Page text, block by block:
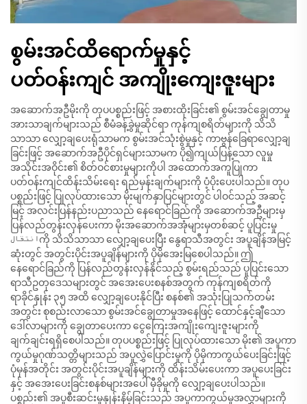
စွမ်းအင်ထိရောက်မှုနှင့်
ပတ်ဝန်းကျင် အကျိုးကျေးဇူးများ
အဆောက်အဦမိုးကို တုပပစ္စည်းဖြင့် အစားထိုးခြင်း၏ စွမ်းအင်ချွေတာမှု
အားသာချက်များသည် စီမံခန့်ခွဲမှုဆိုင်ရာ ကုန်ကျစရိတ်များကို သိသိ
သာသာ လျှော့ချပေးရုံသာမက စွမ်းအင်သုံးစွဲမှုနှင့် ကာဗွန်ခြေရာလျှော့ချ
ခြင်းဖြင့် အဆောက်အဦပိုင်ရှင်များသာမက ပို၍ကျယ်ပြန့်သော လူမှု
အသိုင်းအဝိုင်း၏ စိတ်ဝင်စားမှုများကိုပါ အထောက်အကူပြုကာ
ပတ်ဝန်းကျင်ထိန်းသိမ်းရေး ရည်မှန်းချက်များကို ပံ့ပိုးပေးပါသည်။ တုပ
ပစ္စည်းဖြင့် ပြုလုပ်ထားသော မိုးမျက်နှာပြင်များတွင် ပါဝင်သည့် အဆင့်
မြင့် အလင်းပြန်နည်းပညာသည် နေရောင်ခြည်ကို အဆောက်အဦများမှ
ပြန်လည်တွန်းလှန်ပေးကာ မိုးအဆောက်အအုံများမှတစ်ဆင့် ပူပြင်းမှု
انتقالကို သိသိသာသာ လျှော့ချပေးပြီး နွေရာသီအတွင်း အပူချိန်အမြင့်
ဆုံးတွင် အတွင်းပိုင်းအပူချိန်များကို ပိုမိုအေးမြစေပါသည်။ ဤ
နေရောင်ခြည်ကို ပြန်လည်တွန်းလှန်နိုင်သည့် စွမ်းရည်သည် ပူပြင်းသော
ရာသီဥတုဒေသများတွင် အအေးပေးစနစ်အတွက် ကုန်ကျစရိတ်ကို
ရာခိုင်နှုန်း ၃၅ အထိ လျှော့ချပေးနိုင်ပြီး စနစ်၏ အသုံးပြုသက်တမ်း
အတွင်း စုစည်းလာသော စွမ်းအင်ချွေတာမှုအနေဖြင့် ထောင်နှင့်ချီသော
ဒေါ်လာများကို ချွေတာပေးကာ ငွေကြေးအကျိုးကျေးဇူးများကို
ချက်ချင်းရရှိစေပါသည်။ တုပပစ္စည်းဖြင့် ပြုလုပ်ထားသော မိုး၏ အပူကာ
ကွယ်မှုဂုဏ်သတ္တိများသည် အပူလွှဲပြောင်းမှုကို ပိုမိုကာကွယ်ပေးခြင်းဖြင့်
ပုံမှန်အတိုင်း အတွင်းပိုင်းအပူချိန်များကို ထိန်းသိမ်းပေးကာ အပူပေးခြင်း
နှင့် အအေးပေးခြင်းစနစ်များအပေါ် မှီခိုမှုကို လျှော့ချပေးပါသည်။
ပစ္စည်း၏ အပူစီးဆင်းမှုနှုန်းနိမ့်ခြင်းသည် အပူကာကွယ်မှုအလွှာများကို